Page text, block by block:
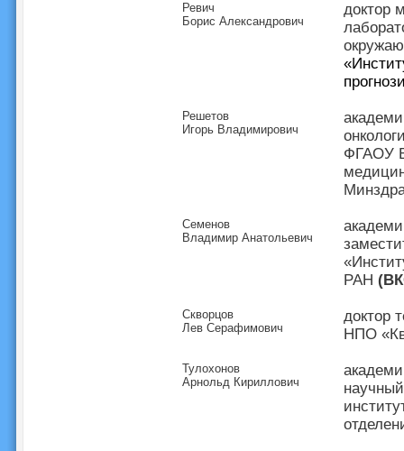
Ревич
Борис Александрович
доктор
Решетов
Игорь Владимирович
ФГАОУ
Семенов
Владимир Анатольевич
РАН
Скворцов
Лев Серафимович
доктор
НПО
Тулохонов
Арнольд Кириллович